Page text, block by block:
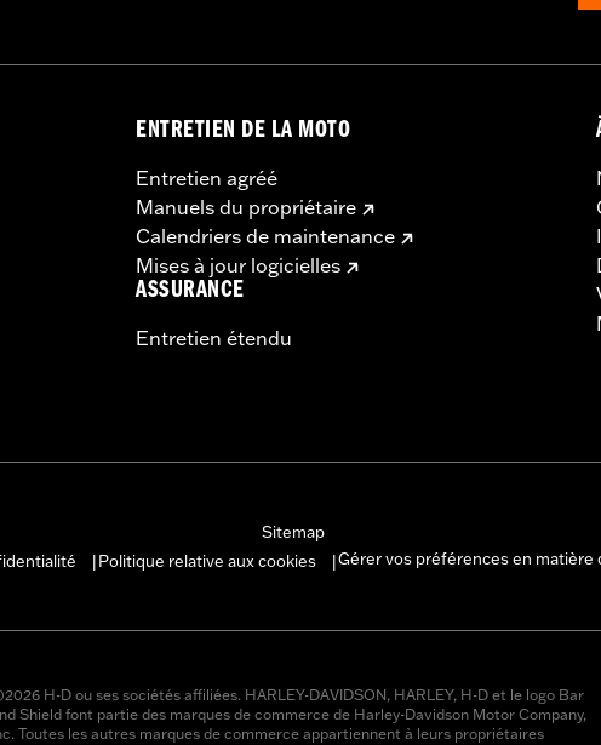
ENTRETIEN DE LA MOTO
Entretien agréé
Manuels du propriétaire
Calendriers de maintenance
Mises à jour logicielles
ASSURANCE
Entretien étendu
Sitemap
Politique relative aux cookies Gérer vos préférences en matière
H-D ou ses sociétés affiliées. HARLEY-DAVIDSON, HARLEY, H-D et le logo Bar
Shield font partie des marques de commerce de Harley-Davidson Motor Company,
Toutes les autres marques de commerce appartiennent à leurs propriétaires